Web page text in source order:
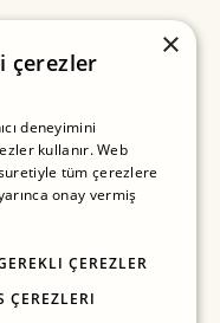
×
çerezler
deneyimini
kullanır. Web
tüm çerezlere
onay vermiş
ÇEREZLER
ÇEREZLERI